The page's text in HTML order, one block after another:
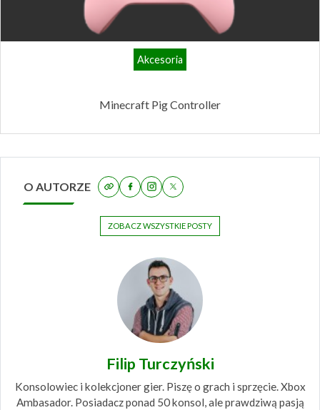
Akcesoria
Minecraft Pig Controller
O AUTORZE
ZOBACZ WSZYSTKIE POSTY
Filip Turczyński
Konsolowiec i kolekcjoner gier. Piszę o grach i sprzęcie. Xbox
Ambasador. Posiadacz ponad 50 konsol, ale prawdziwą pasją